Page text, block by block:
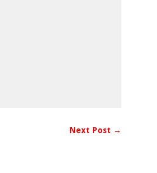
Next Post →